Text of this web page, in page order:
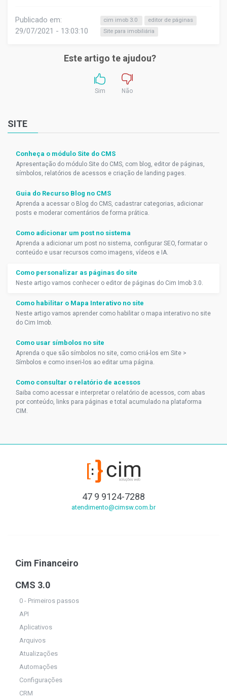
Publicado em:
29/07/2021 - 13:03:10
cim imob 3.0
editor de páginas
Site para imobiliária
Este artigo te ajudou?
Sim Não
SITE
Conheça o módulo Site do CMS
Apresentação do módulo Site do CMS, com blog, editor de páginas,
símbolos, relatórios de acessos e criação de landing pages.
Guia do Recurso Blog no CMS
Aprenda a acessar o Blog do CMS, cadastrar categorias, adicionar
posts e moderar comentários de forma prática.
Como adicionar um post no sistema
Aprenda a adicionar um post no sistema, configurar SEO, formatar o
conteúdo e usar recursos como imagens, vídeos e IA.
Como personalizar as páginas do site
Neste artigo vamos conhecer o editor de páginas do Cim Imob 3.0.
Como habilitar o Mapa Interativo no site
Neste artigo vamos aprender como habilitar o mapa interativo no site
do Cim Imob.
Como usar símbolos no site
Aprenda o que são símbolos no site, como criá-los em Site >
Símbolos e como inseri-los ao editar uma página.
Como consultar o relatório de acessos
Saiba como acessar e interpretar o relatório de acessos, com abas
por conteúdo, links para páginas e total acumulado na plataforma
CIM.
47 9 9124-7288
atendimento@cimsw.com.br
Cim Financeiro
CMS 3.0
0 - Primeiros passos
API
Aplicativos
Arquivos
Atualizações
Automações
Configurações
CRM